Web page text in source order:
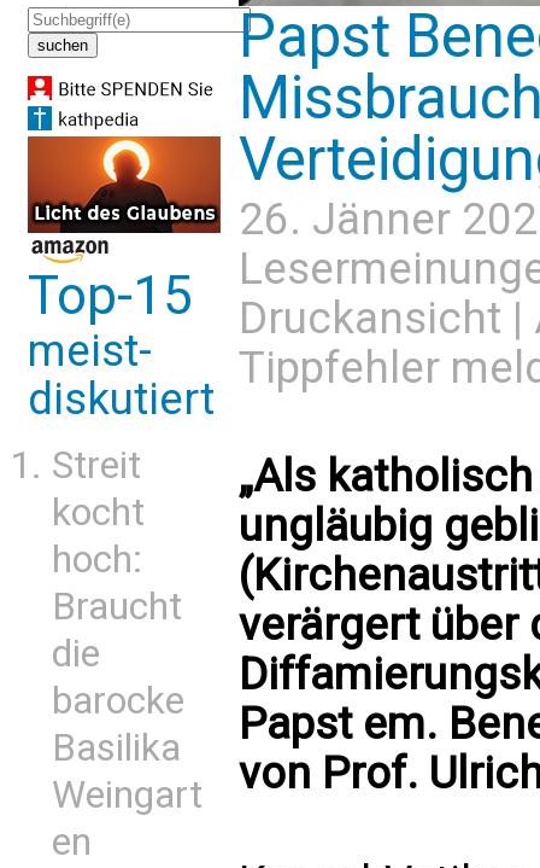
Top-15
meist-
diskutiert
Streit
kocht
hoch:
Braucht
die
barocke
Basilika
Weingart
en
Papst
26. Jänner
Druckansicht |
Tippfehler
„Als
ungläubig
verärgert über
Papst em.
von Prof.